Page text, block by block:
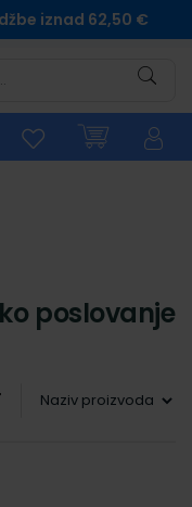
iznad 62,50 €
poslovanje